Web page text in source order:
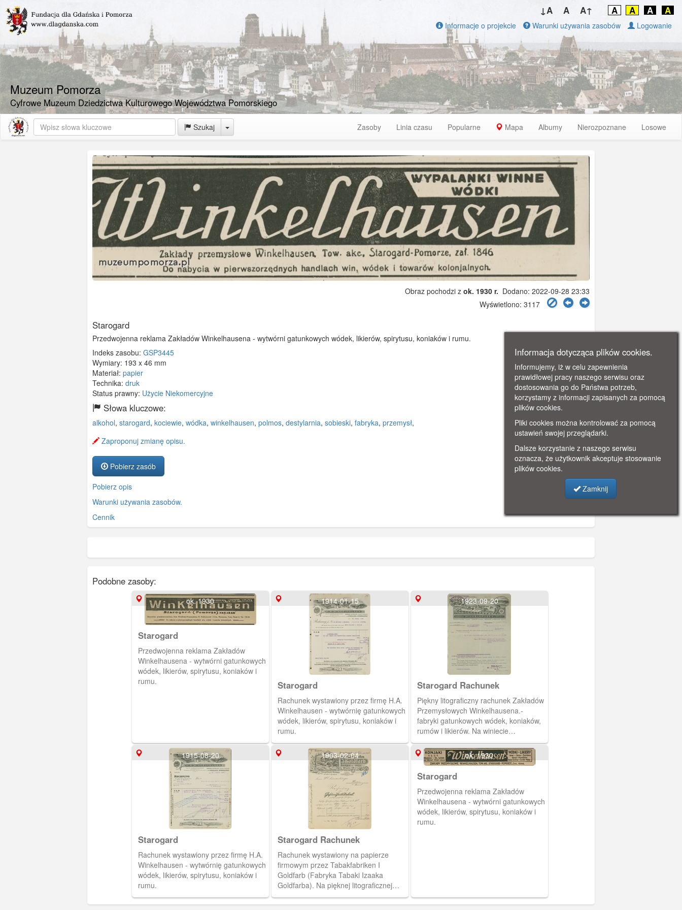
Muzeum Pomorza
Cyfrowe Muzeum Dziedzictwa Kulturowego Województwa Pomorskiego
↓A A A↑ A A A A
Informacje o projekcie Warunki używania zasobów Logowanie
Szukaj Toggle Dropdown Zasoby Linia czasu Popularne Mapa Albumy Nierozpoznane Losowe
Obraz pochodzi z ok. 1930 r. Dodano: 2022-09-28 23:33
Wyświetlono: 3117
Starogard
Przedwojenna reklama Zakładów Winkelhausena - wytwórni gatunkowych wódek, likierów, spirytusu, koniaków i rumu.
Indeks zasobu: GSP3445
Wymiary: 193 x 46 mm
Materiał: papier
Technika: druk
Status prawny: Użycie Niekomercyjne
Słowa kluczowe:
alkohol, starogard, kociewie, wódka, winkelhausen, polmos, destylarnia, sobieski, fabryka, przemysł,
Zaproponuj zmianę opisu.
Pobierz zasób
Pobierz opis
Warunki używania zasobów.
Cennik
Podobne zasoby:
ok. 1930
Starogard
Przedwojenna reklama Zakładów
Winkelhausena - wytwórni gatunkowych
wódek, likierów, spirytusu, koniaków i
rumu.
1914-01-15
Starogard
Rachunek wystawiony przez firmę H.A.
Winkelhausen - wytwórnię gatunkowych
wódek, likierów, spirytusu, koniaków i
rumu.
1923-09-20
Starogard Rachunek
Piękny litograficzny rachunek Zakładów
Przemysłowych Winkelhausena.-
fabryki gatunkowych wódek, koniaków,
rumów i likierów. Na winiecie
przedstawiono widok na macierzyste
zakłady w Starogardzie, oraz dwie filie:
W Toruniu (rafineria spirytusu) i w
Gensac la Pallue we Francji (
wypalarnia win). W lewym górnym rogu
pieczęć Generalnego Przedstawiciela
firmy Jana Cynka z Poznania.
1915-08-20
Starogard
Rachunek wystawiony przez firmę H.A.
Winkelhausen - wytwórnię gatunkowych
wódek, likierów, spirytusu, koniaków i
rumu.
1903-02-04
Starogard Rachunek
Rachunek wystawiony na papierze
firmowym przez Tabakfabriken I
Goldfarb (Fabryka Tabaki Izaaka
Goldfarba). Na pięknej litograficznej
winiecie przedstawiono panoramę na
zakłady Goldfarba w Starogardzie.
ok. 1930
Starogard
Przedwojenna reklama Zakładów
Winkelhausena - wytwórni gatunkowych
wódek, likierów, spirytusu, koniaków i
rumu.
Informacja dotycząca plików cookies.
Informujemy, iż w celu zapewnienia
prawidłowej pracy naszego serwisu oraz
dostosowania go do Państwa potrzeb,
korzystamy z informacji zapisanych za pomocą
plików cookies.
Pliki cookies można kontrolować za pomocą
ustawień swojej przeglądarki.
Dalsze korzystanie z naszego serwisu
oznacza, że użytkownik akceptuje stosowanie
plików cookies.
Zamknij